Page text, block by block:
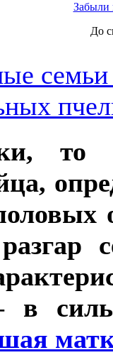
Забыли
До
то